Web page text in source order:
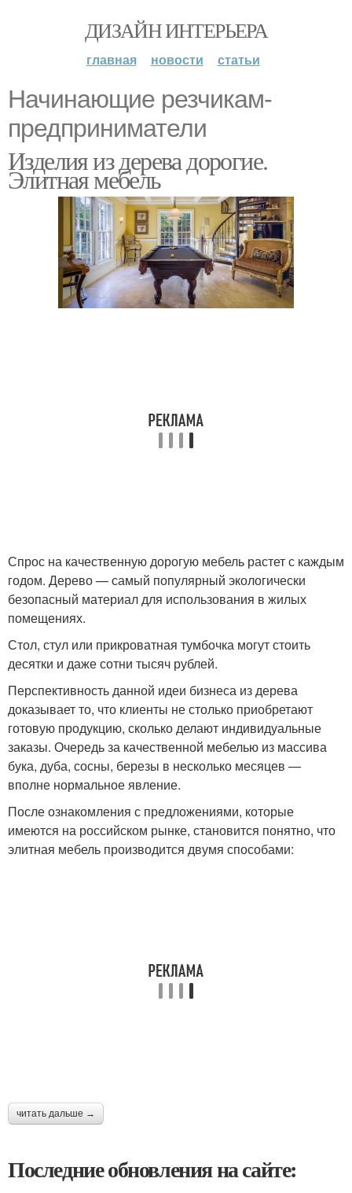
ДИЗАЙН ИНТЕРЬЕРА
главная новости статьи
Начинающие резчикам-
предприниматели
Изделия из дерева дорогие.
Элитная мебель
Спрос на качественную дорогую мебель растет с каждым
годом. Дерево — самый популярный экологически
безопасный материал для использования в жилых
помещениях.
Стол, стул или прикроватная тумбочка могут стоить
десятки и даже сотни тысяч рублей.
Перспективность данной идеи бизнеса из дерева
доказывает то, что клиенты не столько приобретают
готовую продукцию, сколько делают индивидуальные
заказы. Очередь за качественной мебелью из массива
бука, дуба, сосны, березы в несколько месяцев —
вполне нормальное явление.
После ознакомления с предложениями, которые
имеются на российском рынке, становится понятно, что
элитная мебель производится двумя способами:
читать дальше →
Последние обновления на сайте: